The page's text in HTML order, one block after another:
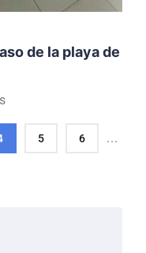
de la playa de
5 6 ...